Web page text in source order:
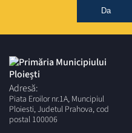
Da
Adresă:
Piata Eroilor nr.1A, Muncipiul
Ploiesti, Judetul Prahova, cod
postal 100006